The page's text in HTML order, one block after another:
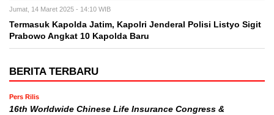
Jumat, 14 Maret 2025 - 14:10 WIB
Termasuk Kapolda Jatim, Kapolri Jenderal Polisi Listyo Sigit
Prabowo Angkat 10 Kapolda Baru
BERITA TERBARU
Pers Rilis
16th Worldwide Chinese Life Insurance Congress &